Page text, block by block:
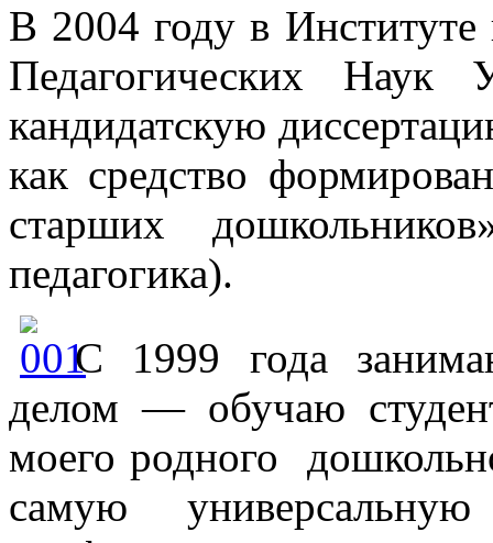
В 2004 году в
Педагогических
кандидатскую
как средство
старших
педагогика).
C 1999 года
делом — обучаю
моего родного
самую